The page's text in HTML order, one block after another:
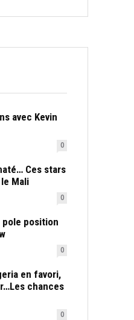
avec Kevin
0
Ces stars
Mali
0
pole position
0
en favori,
chances
0